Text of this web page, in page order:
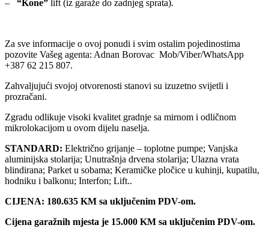
– “Kone” lift (iz garaže do zadnjeg sprata).
Za sve informacije o ovoj ponudi i svim ostalim pojedinostima
pozovite Vašeg agenta: Adnan Borovac Mob/Viber/WhatsApp
+387 62 215 807.
Zahvaljujući svojoj otvorenosti stanovi su izuzetno svijetli i
prozračani.
Zgradu odlikuje visoki kvalitet gradnje sa mirnom i odličnom
mikrolokacijom u ovom dijelu naselja.
STANDARD: Električno grijanje – toplotne pumpe; Vanjska
aluminijska stolarija; Unutrašnja drvena stolarija; Ulazna vrata
blindirana; Parket u sobama; Keramičke pločice u kuhinji, kupatilu,
hodniku i balkonu; Interfon; Lift..
CIJENA: 180.635 KM sa uključenim PDV-om.
Cijena garažnih mjesta je 15.000 KM sa uključenim PDV-om.